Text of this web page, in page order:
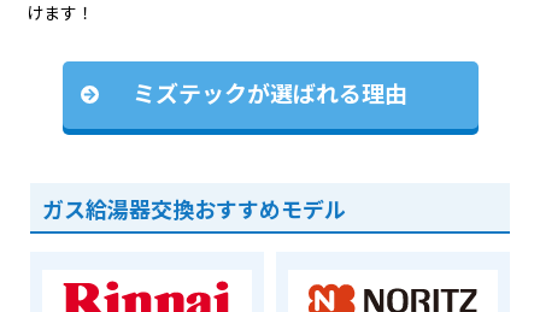
けます！
ミズテックが選ばれる理由
ガス給湯器交換おすすめモデル